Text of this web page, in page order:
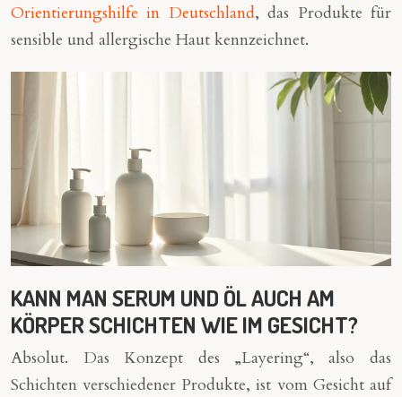
Orientierungshilfe in Deutschland, das Produkte für
sensible und allergische Haut kennzeichnet.
KANN MAN SERUM UND ÖL AUCH AM
KÖRPER SCHICHTEN WIE IM GESICHT?
Absolut. Das Konzept des „Layering“, also das
Schichten verschiedener Produkte, ist vom Gesicht auf